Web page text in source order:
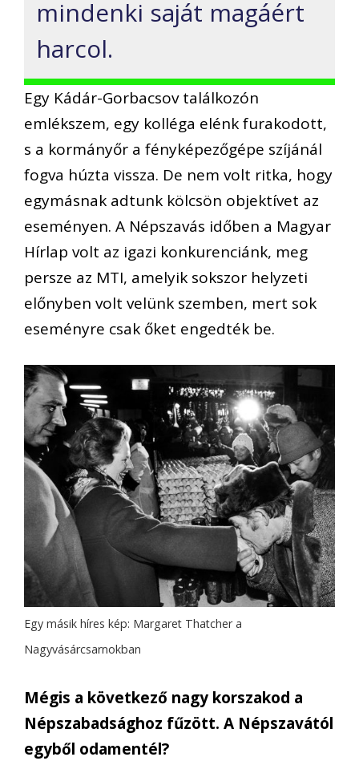
mindenki saját magáért
harcol.
Egy Kádár-Gorbacsov találkozón
emlékszem, egy kolléga elénk furakodott,
s a kormányőr a fényképezőgépe szíjánál
fogva húzta vissza. De nem volt ritka, hogy
egymásnak adtunk kölcsön objektívet az
eseményen. A Népszavás időben a Magyar
Hírlap volt az igazi konkurenciánk, meg
persze az MTI, amelyik sokszor helyzeti
előnyben volt velünk szemben, mert sok
eseményre csak őket engedték be.
Egy másik híres kép: Margaret Thatcher a
Nagyvásárcsarnokban
Mégis a következő nagy korszakod a
Népszabadsághoz fűzött. A Népszavától
egyből odamentél?